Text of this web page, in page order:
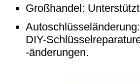
Großhandel:
DIY-
-änderungen.